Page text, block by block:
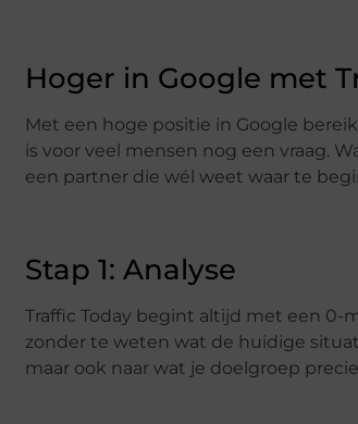
Hoger in Google met
Met een hoge positie in Google
is voor veel mensen nog een vraag.
een partner die wél weet waar te
Stap 1: Analyse
Traffic Today begint altijd met een
zonder te weten wat de huidige
maar ook naar wat je doelgroep